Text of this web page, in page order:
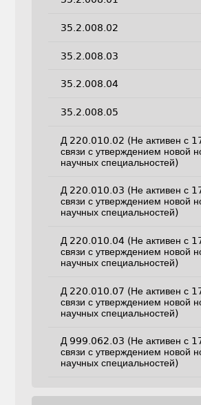
35.2.008.02
35.2.008.03
35.2.008.04
35.2.008.05
Д 220.010.02 (Не активен с
связи с утверждением новой
научных специальностей)
Д 220.010.03 (Не активен с
связи с утверждением новой
научных специальностей)
Д 220.010.04 (Не активен с
связи с утверждением новой
научных специальностей)
Д 220.010.07 (Не активен с
связи с утверждением новой
научных специальностей)
Д 999.062.03 (Не активен с
связи с утверждением новой
научных специальностей)